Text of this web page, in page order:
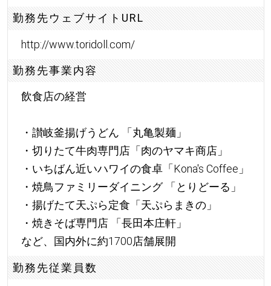
勤務先ウェブサイトURL
http://www.toridoll.com/
勤務先事業内容
飲食店の経営
・讃岐釜揚げうどん 「丸亀製麺」
・切りたて牛肉専門店「肉のヤマキ商店」
・いちばん近いハワイの食卓「Kona's Coffee」
・焼鳥ファミリーダイニング 「とりどーる」
・揚げたて天ぷら定食「天ぷらまきの」
・焼きそば専門店 「長田本庄軒」
など、国内外に約1700店舗展開
勤務先従業員数